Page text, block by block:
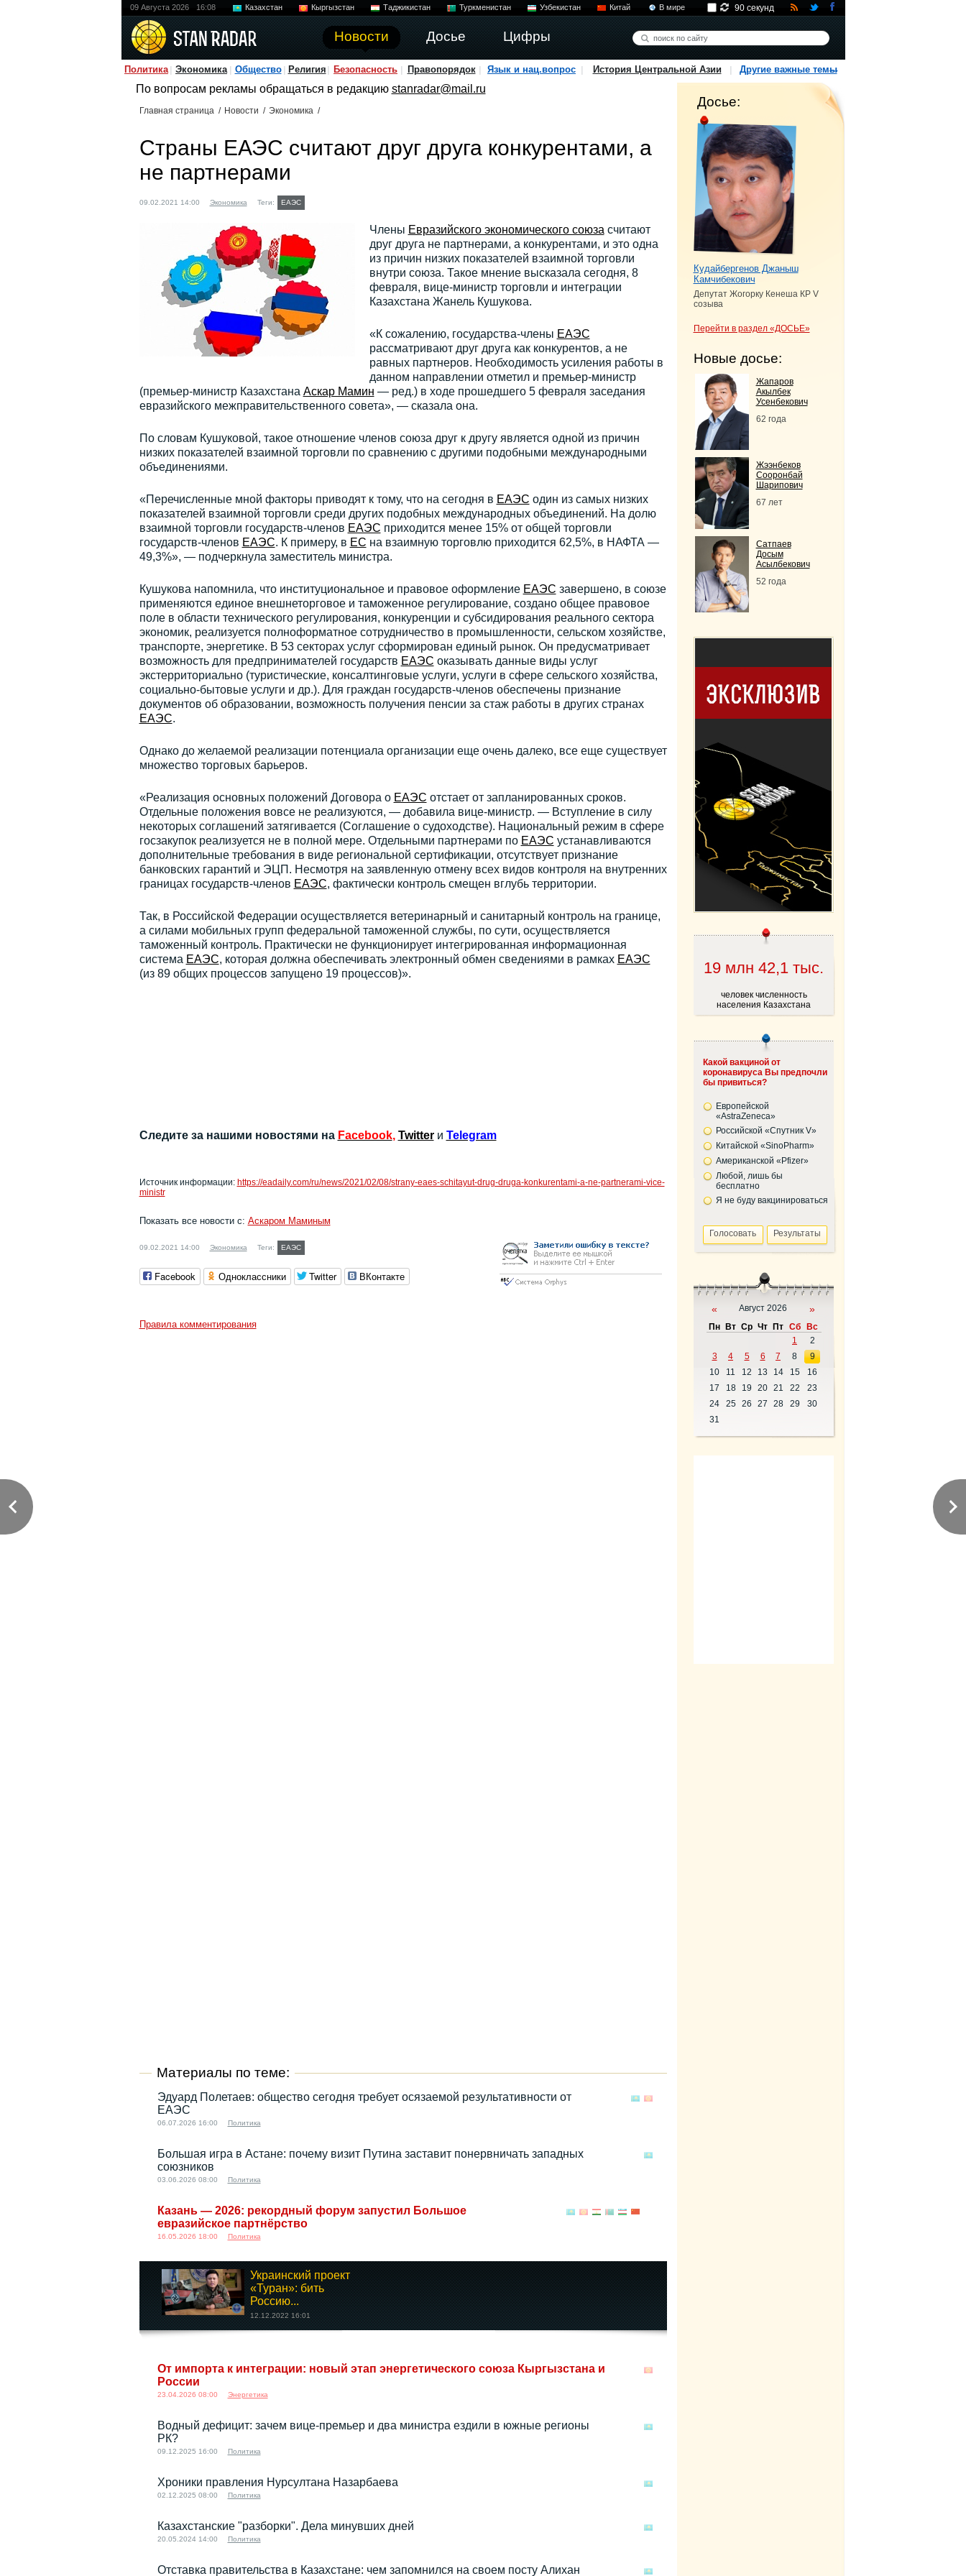
09 Августа 2026 16:08 Казахстан Кыргызстан Таджикистан Туркменистан Узбекистан Китай В мире
Новости Досье Цифры
90 секунд
Политика Экономика Общество Религия Безопасность Правопорядок Язык и нац.вопрос История Центральной Азии Другие важные темы
По вопросам рекламы обращаться в редакцию stanradar@mail.ru
Главная страница / Новости / Экономика /
Страны ЕАЭС считают друг друга конкурентами, а
не партнерами
09.02.2021 14:00 Экономика Теги: ЕАЭС
Члены Евразийского экономического союза считают
друг друга не партнерами, а конкурентами, и это одна
из причин низких показателей взаимной торговли
внутри союза. Такое мнение высказала сегодня, 8
февраля, вице-министр торговли и интеграции
Казахстана Жанель Кушукова.
«К сожалению, государства-члены ЕАЭС
рассматривают друг друга как конкурентов, а не
равных партнеров. Необходимость усиления работы в
данном направлении отметил и премьер-министр
(премьер-министр Казахстана Аскар Мамин — ред.) в ходе прошедшего 5 февраля заседания
евразийского межправительственного совета», — сказала она.
По словам Кушуковой, такое отношение членов союза друг к другу является одной из причин
низких показателей взаимной торговли по сравнению с другими подобными международными
объединениями.
«Перечисленные мной факторы приводят к тому, что на сегодня в ЕАЭС один из самых низких
показателей взаимной торговли среди других подобных международных объединений. На долю
взаимной торговли государств-членов ЕАЭС приходится менее 15% от общей торговли
государств-членов ЕАЭС. К примеру, в ЕС на взаимную торговлю приходится 62,5%, в НАФТА —
49,3%», — подчеркнула заместитель министра.
Кушукова напомнила, что институциональное и правовое оформление ЕАЭС завершено, в союзе
применяются единое внешнеторговое и таможенное регулирование, создано общее правовое
поле в области технического регулирования, конкуренции и субсидирования реального сектора
экономик, реализуется полноформатное сотрудничество в промышленности, сельском хозяйстве,
транспорте, энергетике. В 53 секторах услуг сформирован единый рынок. Он предусматривает
возможность для предпринимателей государств ЕАЭС оказывать данные виды услуг
экстерриториально (туристические, консалтинговые услуги, услуги в сфере сельского хозяйства,
социально-бытовые услуги и др.). Для граждан государств-членов обеспечены признание
документов об образовании, возможность получения пенсии за стаж работы в других странах
ЕАЭС.
Однако до желаемой реализации потенциала организации еще очень далеко, все еще существует
множество торговых барьеров.
«Реализация основных положений Договора о ЕАЭС отстает от запланированных сроков.
Отдельные положения вовсе не реализуются, — добавила вице-министр. — Вступление в силу
некоторых соглашений затягивается (Соглашение о судоходстве). Национальный режим в сфере
госзакупок реализуется не в полной мере. Отдельными партнерами по ЕАЭС устанавливаются
дополнительные требования в виде региональной сертификации, отсутствует признание
банковских гарантий и ЭЦП. Несмотря на заявленную отмену всех видов контроля на внутренних
границах государств-членов ЕАЭС, фактически контроль смещен вглубь территории.
Так, в Российской Федерации осуществляется ветеринарный и санитарный контроль на границе,
а силами мобильных групп федеральной таможенной службы, по сути, осуществляется
таможенный контроль. Практически не функционирует интегрированная информационная
система ЕАЭС, которая должна обеспечивать электронный обмен сведениями в рамках ЕАЭС
(из 89 общих процессов запущено 19 процессов)».
Следите за нашими новостями на Facebook, Twitter и Telegram
Источник информации: https://eadaily.com/ru/news/2021/02/08/strany-eaes-schitayut-drug-druga-konkurentami-a-ne-partnerami-vice-
ministr
Показать все новости с: Аскаром Маминым
09.02.2021 14:00 Экономика Теги: ЕАЭС
Facebook Одноклассники Twitter ВКонтакте
Правила комментирования
Материалы по теме:
Эдуард Полетаев: общество сегодня требует осязаемой результативности от
ЕАЭС
06.07.2026 16:00 Политика
Большая игра в Астане: почему визит Путина заставит понервничать западных
союзников
03.06.2026 08:00 Политика
Казань — 2026: рекордный форум запустил Большое
евразийское партнёрство
16.05.2026 18:00 Политика
Украинский проект
«Туран»: бить
Россию...
12.12.2022 16:01
на...
От импорта к интеграции: новый этап энергетического союза Кыргызстана и
России
23.04.2026 08:00 Энергетика
Водный дефицит: зачем вице-премьер и два министра ездили в южные регионы
РК?
09.12.2025 16:00 Политика
Хроники правления Нурсултана Назарбаева
02.12.2025 08:00 Политика
Казахстанские "разборки". Дела минувших дней
20.05.2024 14:00 Политика
Отставка правительства в Казахстане: чем запомнился на своем посту Алихан
Досье:
Кудайбергенов Джаныш
Камчибекович
Депутат Жогорку Кенеша КР V
созыва
Перейти в раздел «ДОСЬЕ»
Новые досье:
Жапаров
Акылбек
Усенбекович
62 года
Жээнбеков
Сооронбай
Шарипович
67 лет
Сатпаев
Досым
Асылбекович
52 года
19 млн 42,1 тыс.
человек численность
населения Казахстана
Какой вакциной от
коронавируса Вы предпочли
бы привиться?
Европейской
«AstraZeneca»
Российской «Спутник V»
Китайской «SinoPharm»
Американской «Pfizer»
Любой, лишь бы
бесплатно
Я не буду вакцинироваться
« Август 2026 »
Пн Вт Ср Чт Пт Сб
Вс
1
2
3
4 5 6 7 8
9
10
11 12 13 14 15
16
17
18 19 20 21 22
23
24
25 26 27 28 29
30
31